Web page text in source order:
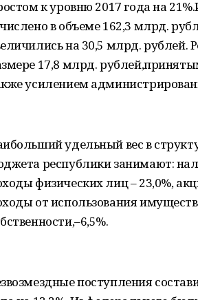
к уровню 2017 года на
в объеме 162,3 млрд.
на 30,5 млрд. рублей.
17,8 млрд.
усилением
удельный вес в
республики занимают:
физических лиц – 23,0%,
от использования
поступления